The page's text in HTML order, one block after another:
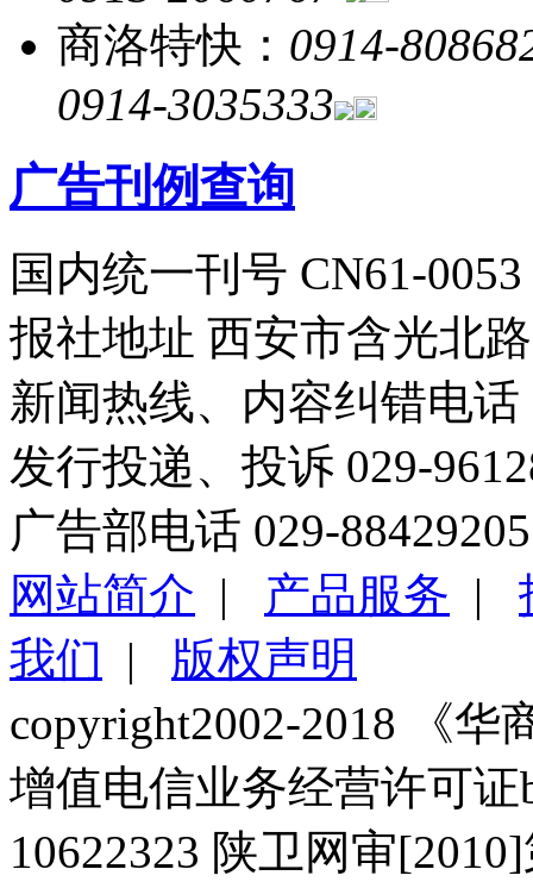
商洛特快： 0914-
0914-3035333
广告刊例查询
国内统一刊号 CN61-0053
报社地址 西安市含光北
新闻热线、内容纠错电话
发行投递、投诉 029-
广告部电话 029-88429205
网站简介 | 产品服务 |
我们 | 版权声明
copyright2002-2018 《华
增值电信业务经营许可证
10622323 陕卫网审